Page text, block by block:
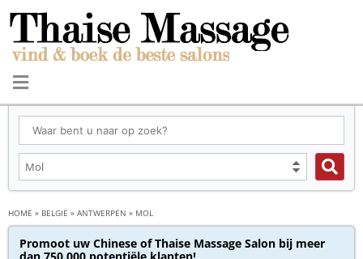
HOME » BELGIË » ANTWERPEN » MOL
Promoot uw Chinese of Thaise Massage Salon bij meer